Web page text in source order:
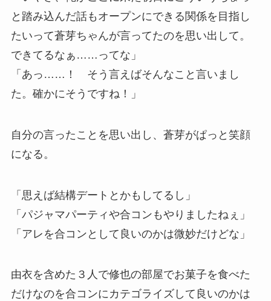
と踏み込んだ話もオープンにできる関係を目指し
たいって蒼芽ちゃんが言ってたのを思い出して。
できてるなぁ……ってな」
「あっ……！ そう言えばそんなこと言いまし
た。確かにそうですね！」
自分の言ったことを思い出し、蒼芽がぱっと笑顔
になる。
「思えば結構デートとかもしてるし」
「パジャマパーティや合コンもやりましたねぇ」
「アレを合コンとして良いのかは微妙だけどな」
由衣を含めた３人で修也の部屋でお菓子を食べた
だけなのを合コンにカテゴライズして良いのかは